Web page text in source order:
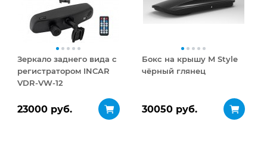
Зеркало заднего вида с
регистратором INCAR
VDR-VW-12
23000 руб.
Бокс на крышу M Style
чёрный глянец
30050 руб.